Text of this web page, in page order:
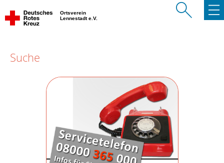
Ortsverein
Lennestadt e.V.
Suche